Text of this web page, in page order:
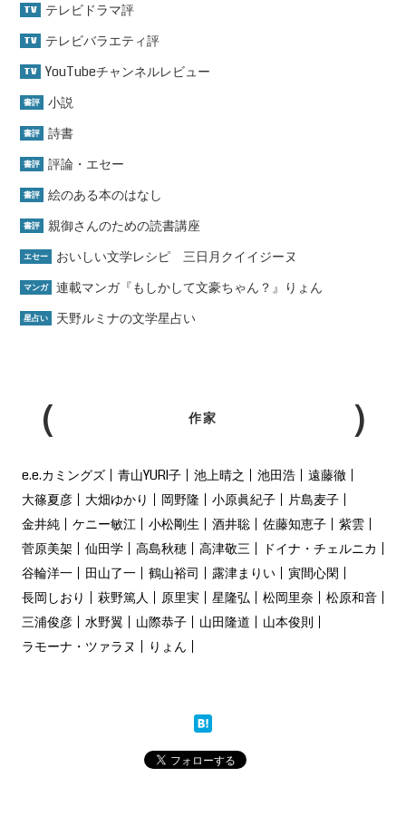
TV テレビドラマ評
TV テレビバラエティ評
TV YouTubeチャンネルレビュー
書評 小説
書評 詩書
書評 評論・エセー
書評 絵のある本のはなし
書評 親御さんのための読書講座
エセー おいしい文学レシピ 三日月クイイジーヌ
マンガ 連載マンガ『もしかして文豪ちゃん？』りょん
星占い 天野ルミナの文学星占い
作家
e.e.カミングズ 青山YURI子 池上晴之 池田浩
遠藤徹
大篠夏彦
大畑ゆかり 岡野隆 小原眞紀子
片島麦子
金井純
ケニー敏江 小松剛生 酒井聡 佐藤知恵子
紫雲
菅原美架
仙田学 高島秋穂 高津敬三
ドイナ・チェルニカ
谷輪洋一
田山了一 鶴山裕司 露津まりい
寅間心閑
長岡しおり
萩野篤人 原里実 星隆弘 松岡里奈
松原和音
三浦俊彦
水野翼 山際恭子 山田隆道
山本俊則
ラモーナ・ツァラヌ
りょん